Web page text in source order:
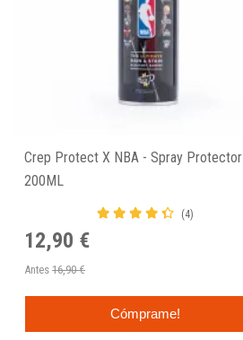
Crep Protect X NBA - Spray Protector
200ML
(4)
12,90 €
Antes 16,90 €
Cómprame!